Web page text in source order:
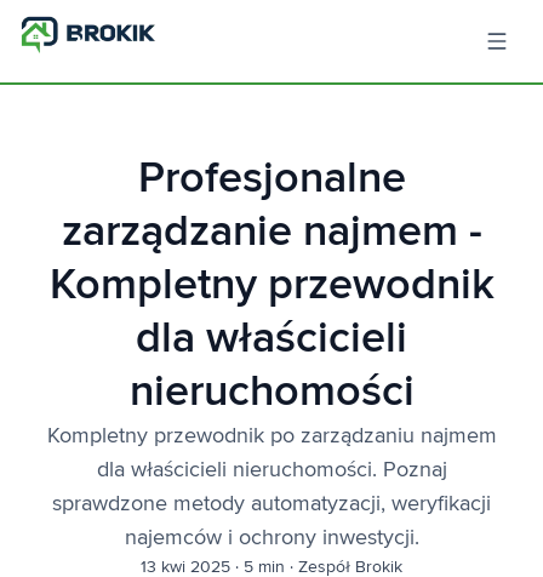
Profesjonalne
zarządzanie najmem -
Kompletny przewodnik
dla właścicieli
nieruchomości
Kompletny przewodnik po zarządzaniu najmem
dla właścicieli nieruchomości. Poznaj
sprawdzone metody automatyzacji, weryfikacji
najemców i ochrony inwestycji.
13 kwi 2025 · 5 min · Zespół Brokik